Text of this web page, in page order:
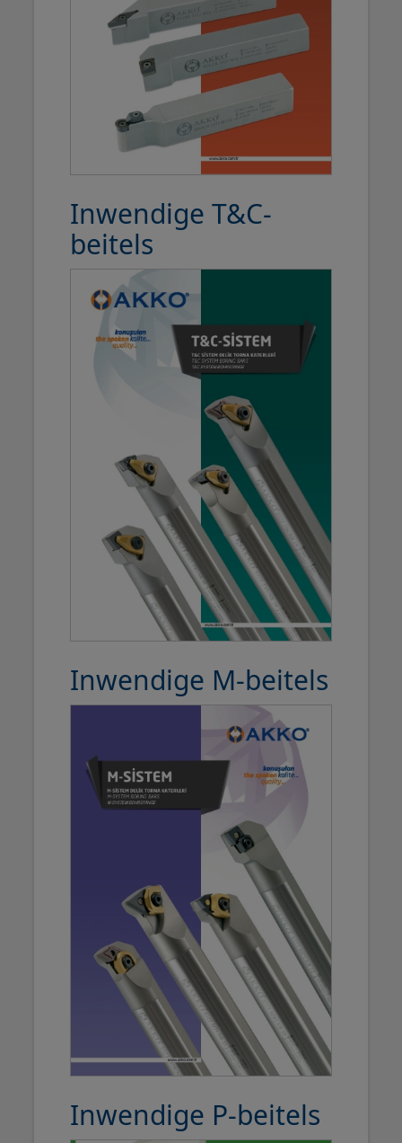
Inwendige T&C-
beitels
Inwendige M-beitels
Inwendige P-beitels